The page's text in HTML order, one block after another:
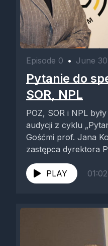
Episode 0 • June
Pytanie do
SOR, NPL
POZ, SOR i NPL
audycji z cyklu
Gośćmi prof. Jana
zastępca dyrektora
Wojewódzkiego NFZ...
PLAY